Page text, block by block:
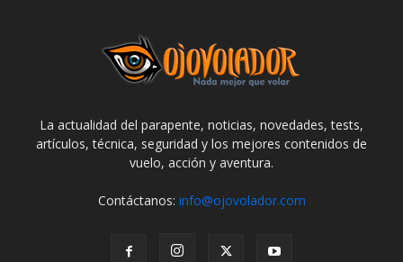
La actualidad del parapente, noticias, novedades, tests,
artículos, técnica, seguridad y los mejores contenidos de
vuelo, acción y aventura.
Contáctanos: info@ojovolador.com